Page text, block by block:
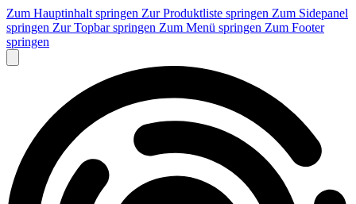
Zum Hauptinhalt springen Zur Produktliste springen Zum Sidepanel
springen Zur Topbar springen Zum Menü springen Zum Footer
springen